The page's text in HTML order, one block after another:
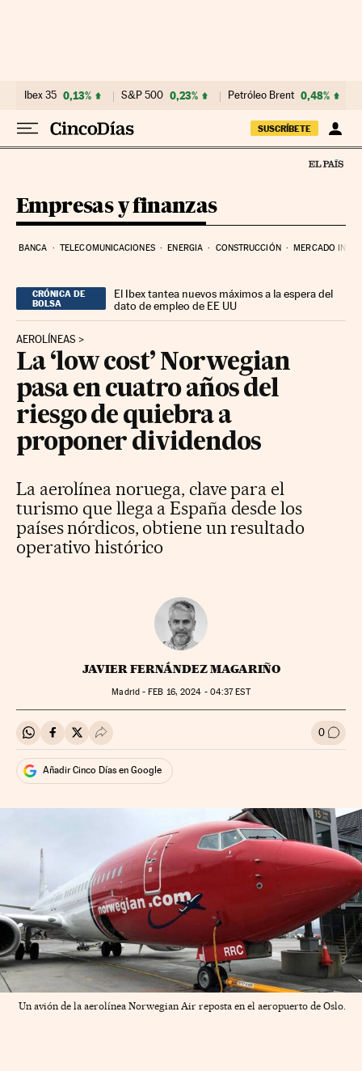
Ibex 35 0,13% S&P 500 0,23% Petróleo Brent 0,48%
SUSCRÍBETE
Empresas y finanzas
BANCA TELECOMUNICACIONES ENERGIA CONSTRUCCIÓN MERCADO
CRÓNICA DE
BOLSA
El Ibex tantea nuevos máximos a la espera del
dato de empleo de EE UU
AEROLÍNEAS
La ‘low cost’ Norwegian
pasa en cuatro años del
riesgo de quiebra a
proponer dividendos
La aerolínea noruega, clave para el
turismo que llega a España desde los
países nórdicos, obtiene un resultado
operativo histórico
JAVIER FERNÁNDEZ MAGARIÑO
Madrid -FEB 16, 2024 - 04:37EST
Compartir en Whatsapp
Compartir en Facebook
Compartir en Twitter
Desplegar Redes Sociales 0 Ir a
Añadir Cinco Días en Google
Un avión de la aerolínea Norwegian Air reposta en el aeropuerto de Oslo.